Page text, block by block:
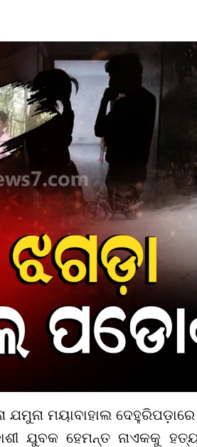
ମୟାବାହାଲ ଦେହୁରିପଡ଼ାରେ
ଯୁବକ ହେମନ୍ତ ନାଏକକୁ